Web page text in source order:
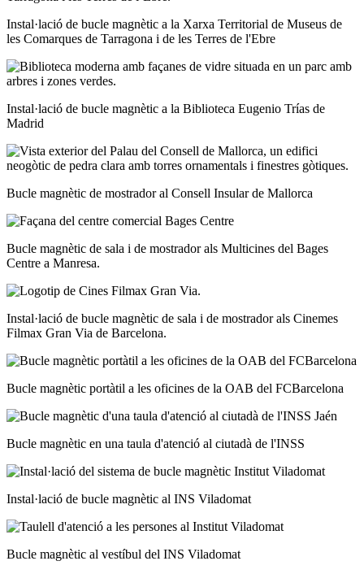
Instal·lació de bucle magnètic a la Xarxa Territorial de Museus de
les Comarques de Tarragona i de les Terres de l'Ebre
Instal·lació de bucle magnètic a la Biblioteca Eugenio Trías de
Madrid
Bucle magnètic de mostrador al Consell Insular de Mallorca
Bucle magnètic de sala i de mostrador als Multicines del Bages
Centre a Manresa.
Instal·lació de bucle magnètic de sala i de mostrador als Cinemes
Filmax Gran Via de Barcelona.
Bucle magnètic portàtil a les oficines de la OAB del FCBarcelona
Bucle magnètic en una taula d'atenció al ciutadà de l'INSS
Instal·lació de bucle magnètic al INS Viladomat
Bucle magnètic al vestíbul del INS Viladomat